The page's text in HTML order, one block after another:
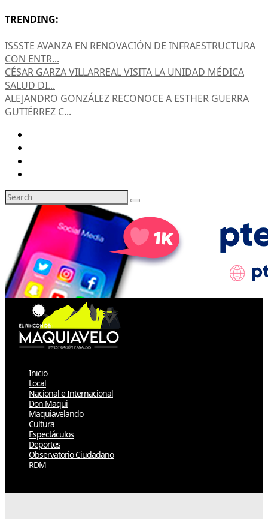
TRENDING:
ISSSTE AVANZA EN RENOVACIÓN DE INFRAESTRUCTURA
CON ENTR...
CÉSAR GARZA VILLARREAL VISITA LA UNIDAD MÉDICA
SALUD DI...
ALEJANDRO GONZÁLEZ RECONOCE A ESTHER GUERRA
GUTIÉRREZ C...
Inicio
Local
Nacional e Internacional
Don Maqui
Maquiavelando
Cultura
Espectáculos
Deportes
Observatorio Ciudadano
RDM